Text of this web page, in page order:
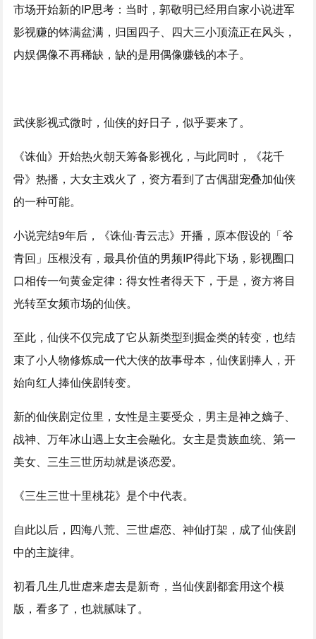
市场开始新的IP思考：当时，郭敬明已经用自家小说进军
影视赚的钵满盆满，归国四子、四大三小顶流正在风头，
内娱偶像不再稀缺，缺的是用偶像赚钱的本子。
武侠影视式微时，仙侠的好日子，似乎要来了。
《诛仙》开始热火朝天筹备影视化，与此同时，《花千
骨》热播，大女主戏火了，资方看到了古偶甜宠叠加仙侠
的一种可能。
小说完结9年后，《诛仙·青云志》开播，原本假设的「爷
青回」压根没有，最具价值的男频IP得此下场，影视圈口
口相传一句黄金定律：得女性者得天下，于是，资方将目
光转至女频市场的仙侠。
至此，仙侠不仅完成了它从新类型到掘金类的转变，也结
束了小人物修炼成一代大侠的故事母本，仙侠剧捧人，开
始向红人捧仙侠剧转变。
新的仙侠剧定位里，女性是主要受众，男主是神之嫡子、
战神、万年冰山遇上女主会融化。女主是贵族血统、第一
美女、三生三世历劫就是谈恋爱。
《三生三世十里桃花》是个中代表。
自此以后，四海八荒、三世虐恋、神仙打架，成了仙侠剧
中的主旋律。
初看几生几世虐来虐去是新奇，当仙侠剧都套用这个模
版，看多了，也就腻味了。